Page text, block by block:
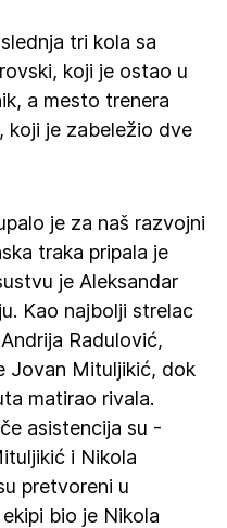
tri kola sa
koji je ostao u
a mesto trenera
koji je zabeležio dve
je za naš razvojni
traka pripala je
je Aleksandar
Kao najbolji strelac
Radulović,
Jovan Mituljikić, dok
matirao rivala.
asistencija su -
i Nikola
pretvoreni u
bio je Nikola